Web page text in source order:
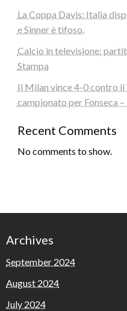
La Coppa Davis: Italia
e Sinner è tifoso.
Calcio in televisione:
Stampa
Il Milan vince 4-0 contro
campionato per Fonseca –
Recent Comments
No comments to show.
Archives
September 2024
August 2024
July 2024